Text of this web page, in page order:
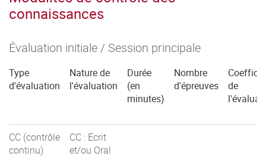
connaissances
Évaluation initiale / Session principale
Type
d'évaluation
Nature de
l'évaluation
Durée
(en
minutes)
Nombre
d'épreuves
de
CC (contrôle
continu)
CC : Ecrit
et/ou Oral